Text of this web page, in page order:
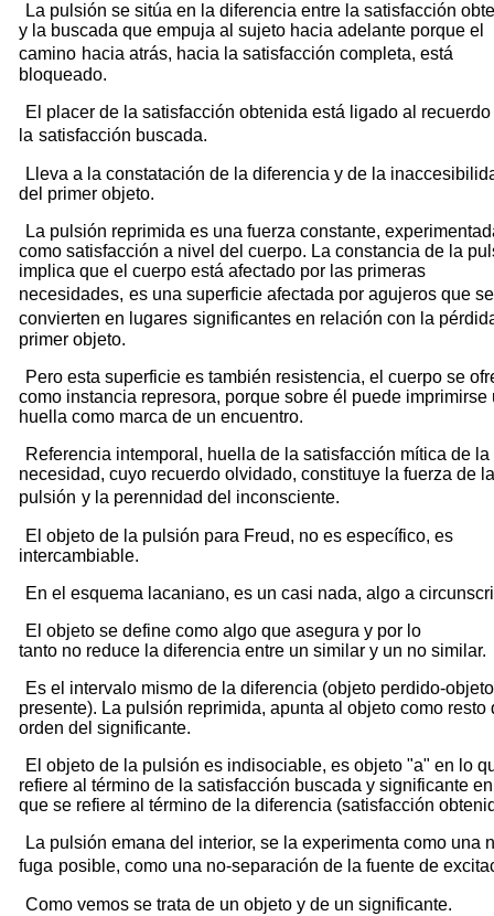
La pulsión se sitúa en la diferencia entre la satisfacción
y la buscada que empuja al sujeto hacia adelante porque el
camino hacia atrás, hacia la satisfacción completa, está
bloqueado.
El placer de la satisfacción obtenida está ligado al recuerdo
la satisfacción buscada.
Lleva a la constatación de la diferencia y de la
del primer objeto.
La pulsión reprimida es una fuerza constante,
como satisfacción a nivel del cuerpo. La constancia de la
implica que el cuerpo está afectado por las primeras
necesidades, es una superficie afectada por agujeros que se
convierten en lugares significantes en relación con la
primer objeto.
Pero esta superficie es también resistencia, el cuerpo se
como instancia represora, porque sobre él puede imprimirse
huella como marca de un encuentro.
Referencia intemporal, huella de la satisfacción mítica de la
necesidad, cuyo recuerdo olvidado, constituye la fuerza de la
pulsión y la perennidad del inconsciente.
El objeto de la pulsión para Freud, no es específico, es
intercambiable.
En el esquema lacaniano, es un casi nada, algo a
El objeto se define como algo que asegura y por lo
tanto no reduce la diferencia entre un similar y un no similar.
Es el intervalo mismo de la diferencia (objeto perdido-objeto
presente). La pulsión reprimida, apunta al objeto como resto
orden del significante.
El objeto de la pulsión es indisociable, es objeto "a" en lo
refiere al término de la satisfacción buscada y significante
que se refiere al término de la diferencia (satisfacción
La pulsión emana del interior, se la experimenta como una
fuga posible, como una no-separación de la fuente de
Como vemos se trata de un objeto y de un significante.